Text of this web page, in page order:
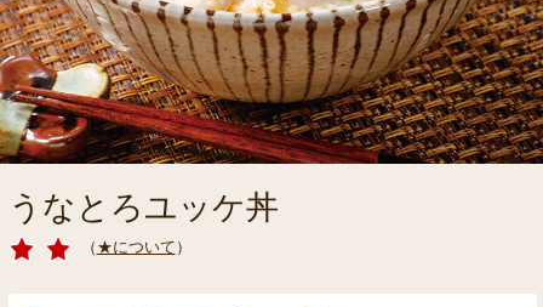
うなとろユッケ丼
（ ★について ）